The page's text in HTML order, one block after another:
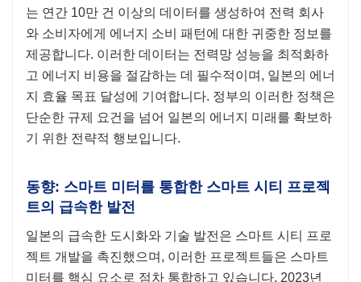
는 연간 10만 건 이상의 데이터를 생성하여 전력 회사
와 소비자에게 에너지 소비 패턴에 대한 귀중한 정보를
제공합니다. 이러한 데이터는 전력망 성능을 최적화하
고 에너지 비용을 절감하는 데 필수적이며, 일본의 에너
지 효율 목표 달성에 기여합니다. 정부의 이러한 정책은
단순한 규제 요건을 넘어 일본의 에너지 미래를 확보하
기 위한 전략적 행보입니다.
동향: 스마트 미터를 통합한 스마트 시티 프로젝
트의 급속한 발전
일본의 급속한 도시화와 기술 발전은 스마트 시티 프로
젝트 개발을 촉진했으며, 이러한 프로젝트들은 스마트
미터를 핵심 요소로 점차 통합하고 있습니다. 2023년